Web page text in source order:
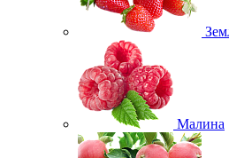
Малина